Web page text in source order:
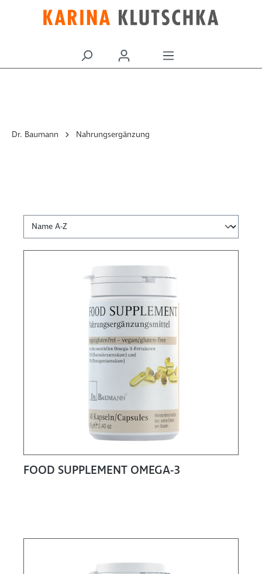
Dr. Baumann Nahrungsergänzung
FOOD SUPPLEMENT OMEGA-3